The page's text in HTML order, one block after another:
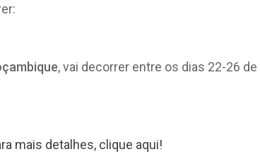
, vai decorrer entre os dias 22-26
mais detalhes, clique aqui!